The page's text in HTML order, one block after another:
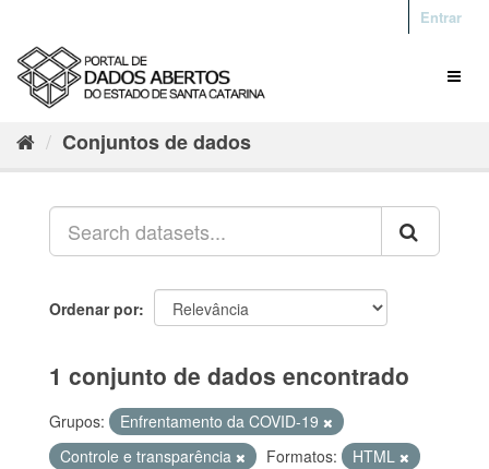
Entrar
Conjuntos de dados
Ordenar por
1 conjunto de dados encontrado
Grupos:
Enfrentamento da COVID-19
Controle e transparência
Formatos:
HTML